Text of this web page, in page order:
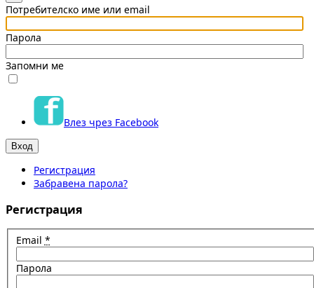
Потребителско име или email
Парола
Запомни ме
Влез чрез Facebook
Регистрация
Забравена парола?
Регистрация
Email *
Парола